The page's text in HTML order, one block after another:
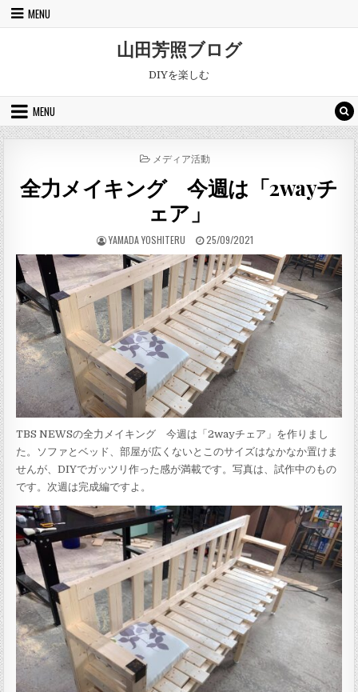
Skip to content
MENU
山田芳照ブログ
DIYを楽しむ
MENU
POSTED IN
メディア活動
全力メイキング 今週は「2wayチ
ェア」
AUTHOR:
YAMADA YOSHITERU PUBLISHED DATE:
25/09/2021
TBS NEWSの全力メイキング 今週は「2wayチェア」を作りまし
た。ソファとベッド、部屋が広くないとこのサイズはなかなか置けま
せんが、DIYでガッツリ作った感が満載です。写真は、試作中のもの
です。次週は完成編ですよ。